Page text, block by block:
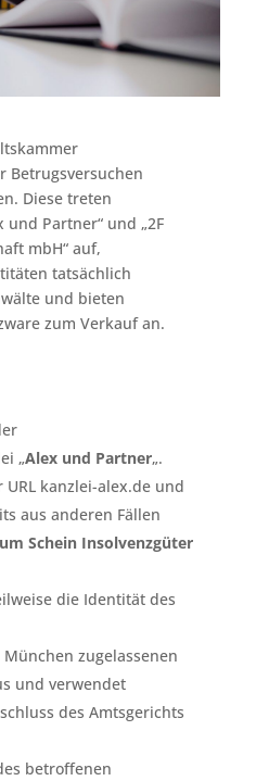
Betrugsversuchen
Diese treten
Partner“ und „2F
mbH“ auf,
tatsächlich
und bieten
zum Verkauf an.
„Alex und Partner„.
kanzlei-alex.de und
aus anderen Fällen
Schein Insolvenzgüter
die Identität des
zugelassenen
und verwendet
des Amtsgerichts
betroffenen